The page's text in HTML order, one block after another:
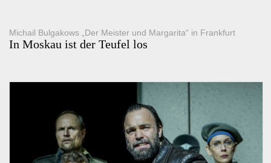
Michail Bulgakows „Der Meister und Margarita“ in Frankfurt
In Moskau ist der Teufel los